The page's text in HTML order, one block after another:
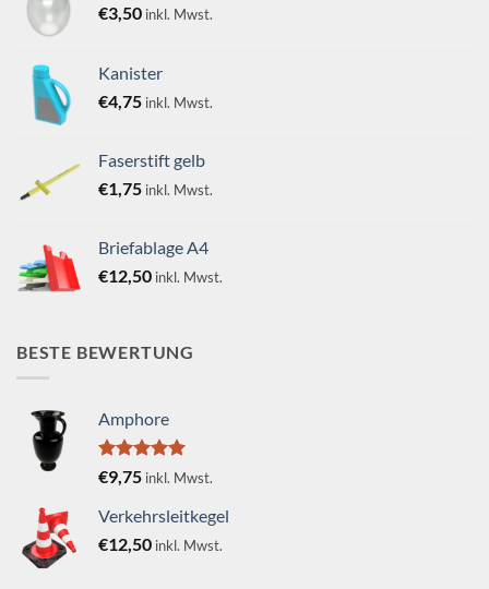
€3,50 inkl. Mwst.
Kanister
€4,75 inkl. Mwst.
Faserstift gelb
€1,75 inkl. Mwst.
Briefablage A4
€12,50 inkl. Mwst.
BESTE BEWERTUNG
Amphore
Bewertet
mit
von 5
€9,75 inkl. Mwst.
Verkehrsleitkegel
€12,50 inkl. Mwst.